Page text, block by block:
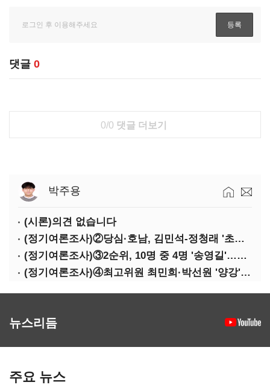
댓글 0
0/0 댓글 더보기
박주용
(시론)의견 없습니다
(정기여론조사)②당심·호남, 김민석-정청래 '초접전'
(정기여론조사)③2순위, 10명 중 4명 '송영길'…정청래 '한 자릿수'
(정기여론조사)④최고위원 최민희·박선원 '양강'…서미화·이성윤·임미애 뒤이어
뉴스리듬
주요 뉴스